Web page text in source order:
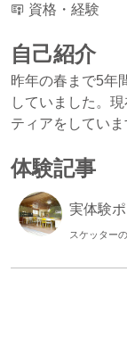
資格・経験
自己紹介
昨年の春まで5年
していました。
ティアをしていま
体験記事
実体験
スケッター